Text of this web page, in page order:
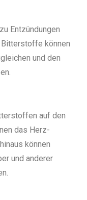
Entzündungen
können
und den
auf den
das Herz-
können
und anderer